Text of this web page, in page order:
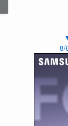
8/